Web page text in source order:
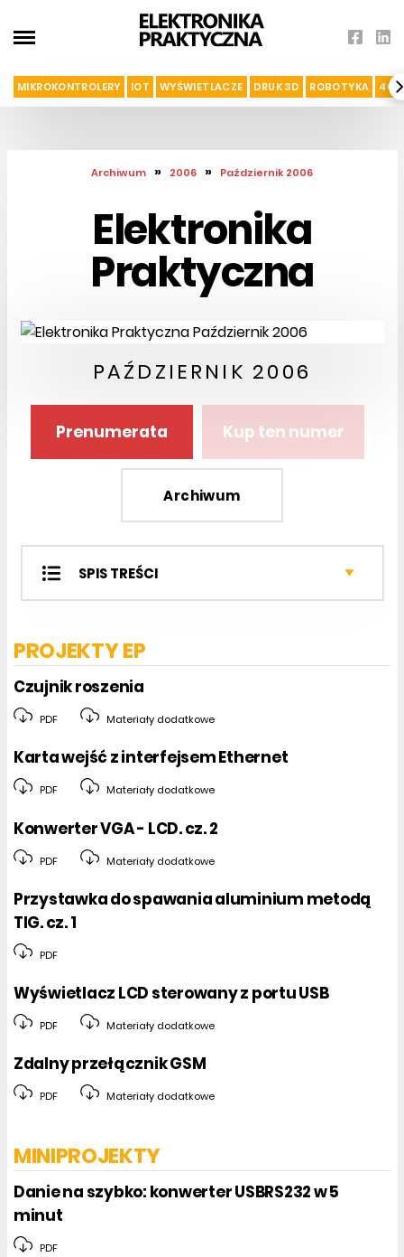
MIKROKONTROLERY IOT WYŚWIETLACZE DRUK 3D ROBOTYKA 4G I
Archiwum » 2006 » Październik 2006
Elektronika
Praktyczna
PAŹDZIERNIK 2006
Prenumerata Kup ten numer
Archiwum
SPIS TREŚCI
Projekty czytelników
Kursy
Sprzęt
Automatyka i Mechatronika
Analog Center
PROJEKTY EP
Czujnik roszenia
PDF Materiały dodatkowe
Karta wejść z interfejsem Ethernet
PDF Materiały dodatkowe
Konwerter VGA - LCD. cz. 2
PDF Materiały dodatkowe
Przystawka do spawania aluminium metodą
TIG. cz. 1
PDF
Wyświetlacz LCD sterowany z portu USB
PDF Materiały dodatkowe
Zdalny przełącznik GSM
PDF Materiały dodatkowe
MINIPROJEKTY
Danie na szybko: konwerter USBRS232 w 5
minut
PDF